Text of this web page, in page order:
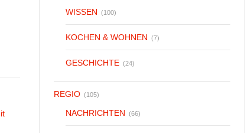
WISSEN (100)
KOCHEN & WOHNEN (7)
GESCHICHTE (24)
REGIO (105)
NACHRICHTEN (66)